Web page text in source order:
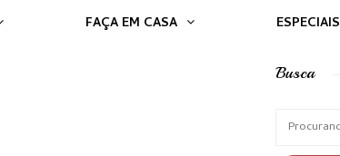
FAÇA EM CASA ESPECIAIS
Busca